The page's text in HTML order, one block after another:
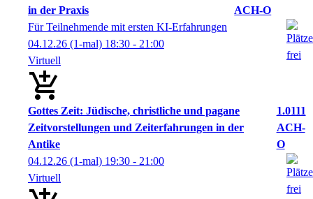
in der Praxis
ACH-O
Für Teilnehmende mit ersten KI-Erfahrungen
04.12.26 (1-mal) 18:30 - 21:00
Virtuell
Gottes Zeit: Jüdische, christliche und pagane
Zeitvorstellungen und Zeiterfahrungen in der
Antike
1.0111
ACH-
O
04.12.26 (1-mal) 19:30 - 21:00
Virtuell